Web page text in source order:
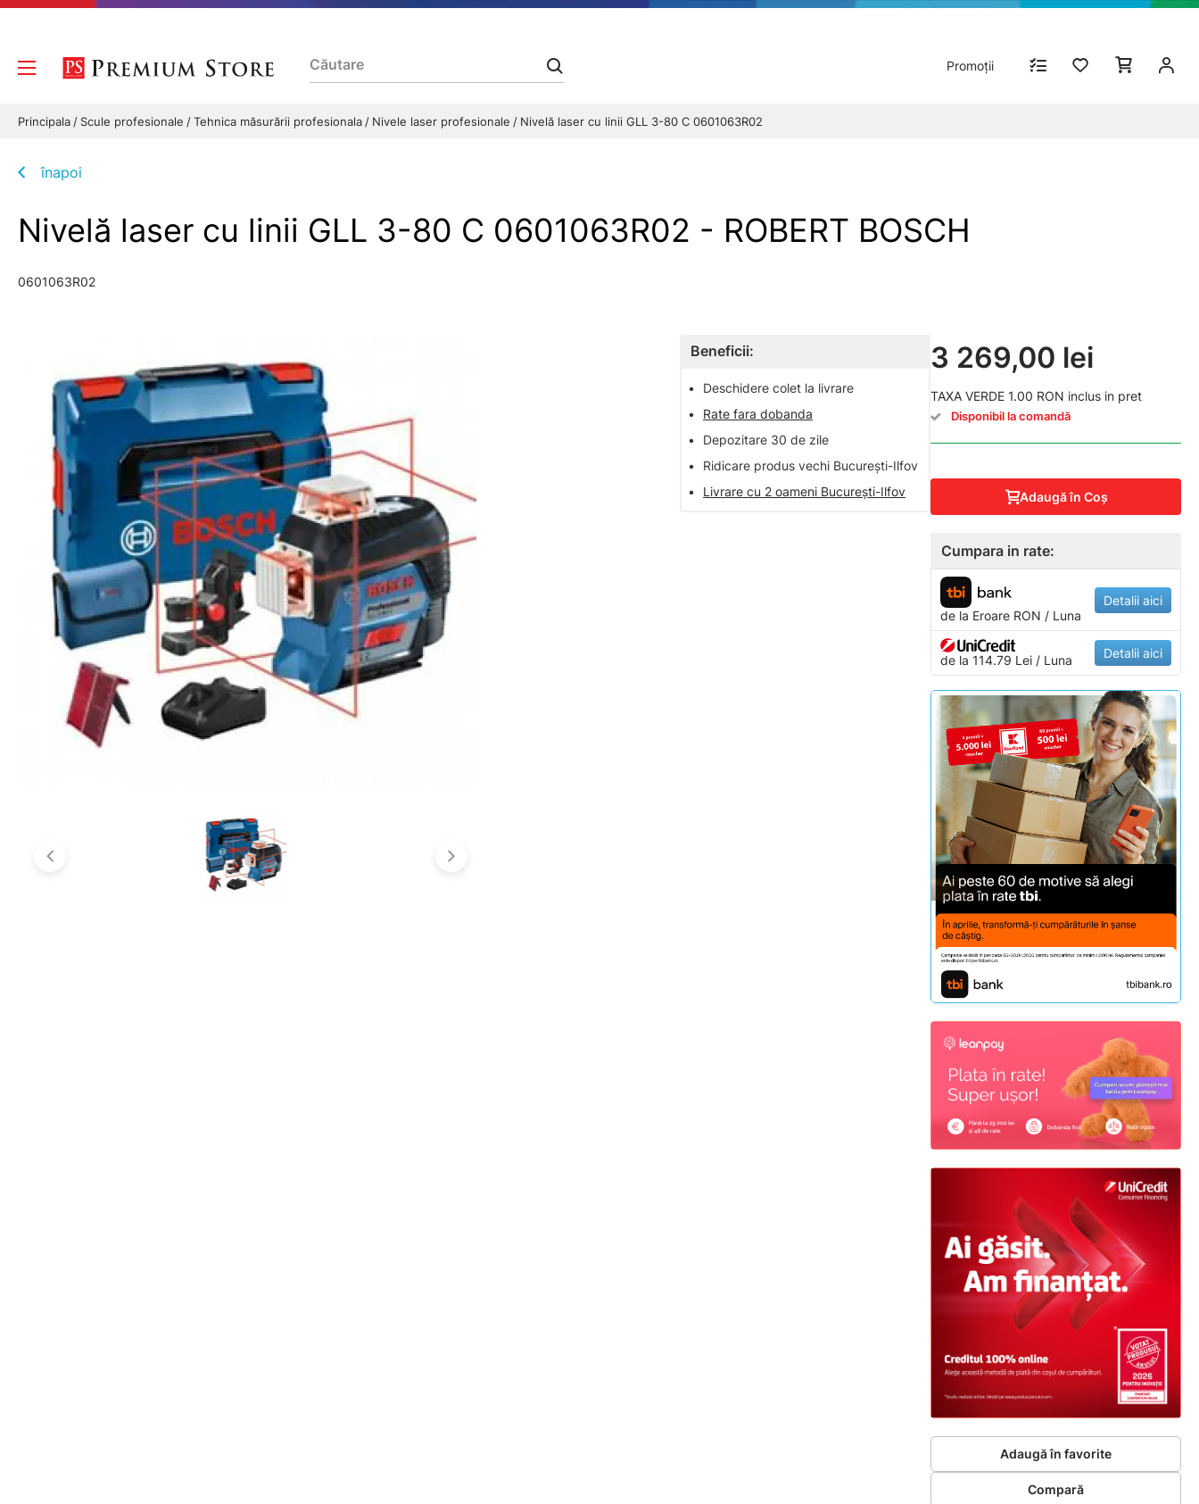
Promoții
Principala Scule profesionale Tehnica măsurării profesionala Nivele laser profesionale Nivelă laser cu linii GLL 3-80 C 0601063R02
înapoi
Nivelă laser cu linii GLL 3-80 C 0601063R02 - ROBERT BOSCH
0601063R02
Beneficii:
•
Deschidere colet la livrare
•
Rate fara dobanda
•
Depozitare 30 de zile
•
Ridicare produs vechi București-Ilfov
•
Livrare cu 2 oameni București-Ilfov
3 269,00 lei
TAXA VERDE 1.00 RON inclus in pret
Disponibil la comandă
Adaugă în Coş
Cumpara in rate:
de la Eroare RON / Luna
Detalii aici
de la 114.79 Lei / Luna Detalii aici
Adaugă în favorite
Compară